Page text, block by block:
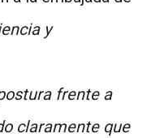
y
frente a
claramente que